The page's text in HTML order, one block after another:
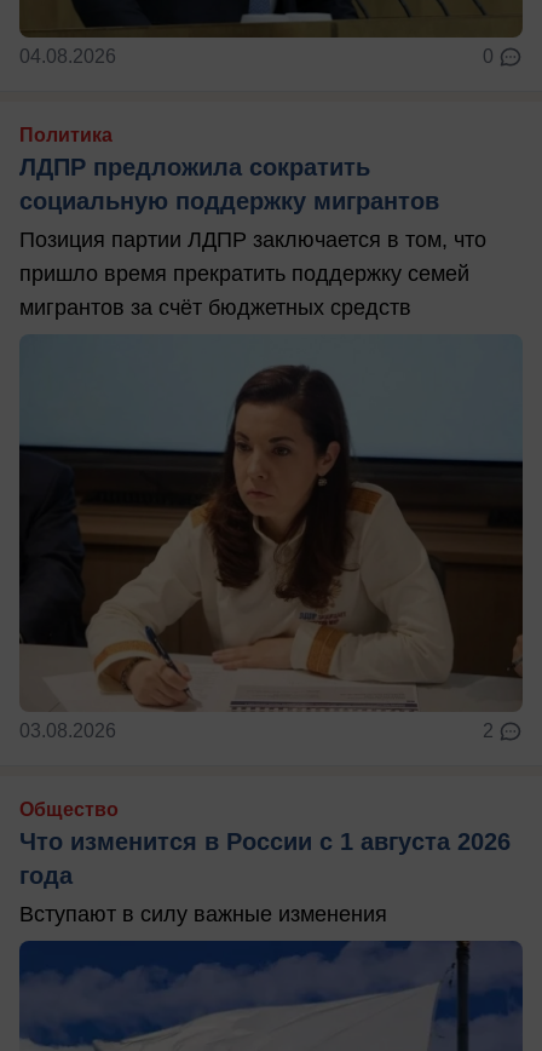
04.08.2026 0
Политика
ЛДПР предложила сократить
социальную поддержку мигрантов
Позиция партии ЛДПР заключается в том, что
пришло время прекратить поддержку семей
мигрантов за счёт бюджетных средств
03.08.2026 2
Общество
Что изменится в России с 1 августа 2026
года
Вступают в силу важные изменения